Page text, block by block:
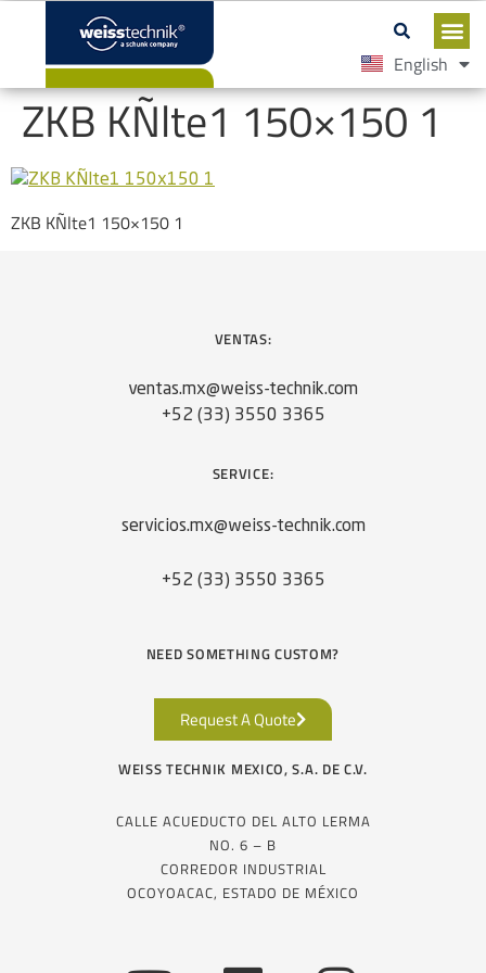
English
Español
ZKB KÑlte1 150×150 1
ZKB KÑlte1 150×150 1
VENTAS:
ventas.mx@weiss-technik.com
+52 (33) 3550 3365
SERVICE:
servicios.mx@weiss-technik.com
+52 (33) 3550 3365
NEED SOMETHING CUSTOM?
Request A Quote
WEISS TECHNIK MEXICO, S.A. DE C.V.
CALLE ACUEDUCTO DEL ALTO LERMA
NO. 6 – B
CORREDOR INDUSTRIAL
OCOYOACAC, ESTADO DE MÉXICO